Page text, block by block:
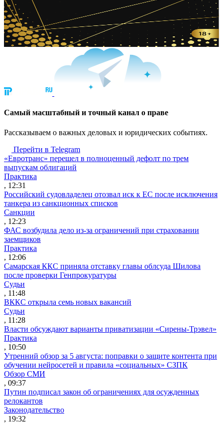
Cамый масштабный и точный канал о праве
Рассказываем о важных деловых и юридических событиях.
Перейти в Telegram
«Евротранс» перешел в полноценный дефолт по трем
выпускам облигаций
Практика
, 12:31
Российский судовладелец отозвал иск к ЕС после исключения
танкера из санкционных списков
Санкции
, 12:23
ФАС возбудила дело из-за ограничений при страховании
заемщиков
Практика
, 12:06
Самарская ККС приняла отставку главы облсуда Шилова
после проверки Генпрокуратуры
Судьи
, 11:48
ВККС открыла семь новых вакансий
Судьи
, 11:28
Власти обсуждают варианты приватизации «Сирены-Трэвел»
Практика
, 10:50
Утренний обзор за 5 августа: поправки о защите контента при
обучении нейросетей и правила «социальных» СЗПК
Обзор СМИ
, 09:37
Путин подписал закон об ограничениях для осужденных
релокантов
Законодательство
, 19:32